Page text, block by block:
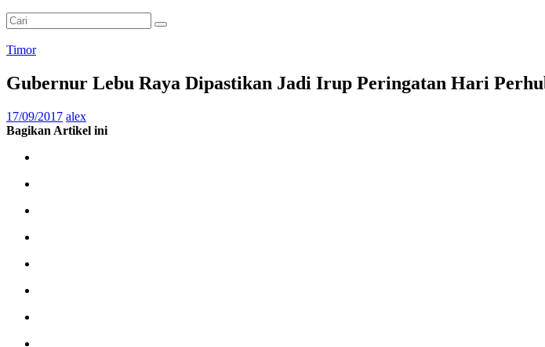
Timor
Gubernur Lebu Raya Dipastikan Jadi Irup Peringatan Hari
17/09/2017 alex
Bagikan Artikel ini